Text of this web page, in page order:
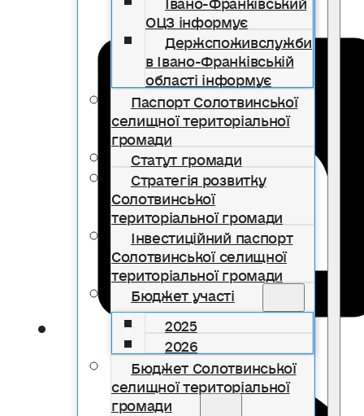
ОЦЗ інформує
Держспоживслужби
в Івано-Франківській
області інформує
Паспорт Солотвинської
селищної територіальної
громади
Статут громади
Стратегія розвитку
Солотвинської
територіальної громади
Інвестиційний паспорт
Солотвинської селищної
територіальної громади
Бюджет участі
2025
2026
Бюджет Солотвинської
селищної територіальної
громади